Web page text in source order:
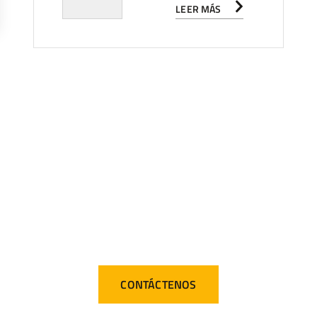
LEER MÁS
CONTÁCTENOS